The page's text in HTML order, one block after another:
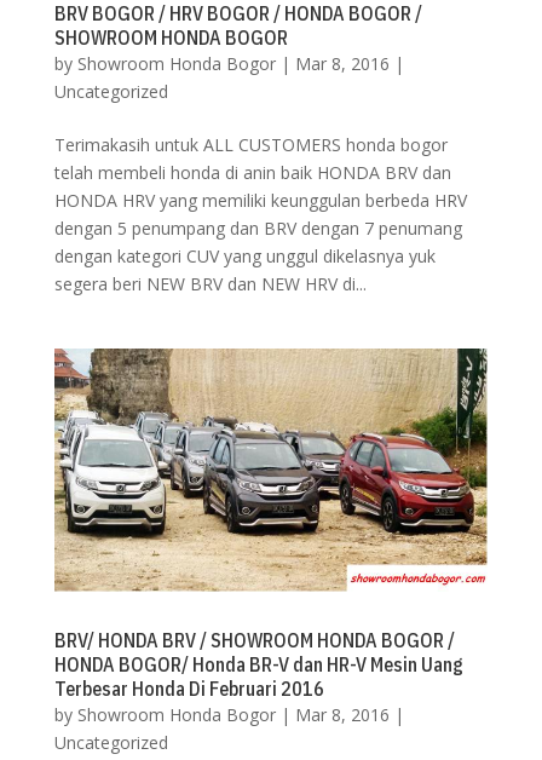
BRV BOGOR / HRV BOGOR / HONDA BOGOR /
SHOWROOM HONDA BOGOR
by Showroom Honda Bogor| Mar 8, 2016 |
Uncategorized
Terimakasih untuk ALL CUSTOMERS honda bogor
telah membeli honda di anin baik HONDA BRV dan
HONDA HRV yang memiliki keunggulan berbeda HRV
dengan 5 penumpang dan BRV dengan 7 penumang
dengan kategori CUV yang unggul dikelasnya yuk
segera beri NEW BRV dan NEW HRV di...
BRV/ HONDA BRV / SHOWROOM HONDA BOGOR /
HONDA BOGOR/ Honda BR-V dan HR-V Mesin Uang
Terbesar Honda Di Februari 2016
by Showroom Honda Bogor| Mar 8, 2016 |
Uncategorized